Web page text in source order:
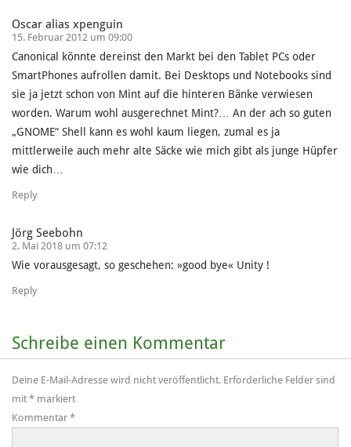
Oscar alias xpenguin
15. Februar 2012 um 09:00
Canonical könnte dereinst den Markt bei den Tablet PCs oder
SmartPhones aufrollen damit. Bei Desktops und Notebooks sind
sie ja jetzt schon von Mint auf die hinteren Bänke verwiesen
worden. Warum wohl ausgerechnet Mint?… An der ach so guten
„GNOME“ Shell kann es wohl kaum liegen, zumal es ja
mittlerweile auch mehr alte Säcke wie mich gibt als junge Hüpfer
wie dich…
Reply
Jörg Seebohn
2. Mai 2018 um 07:12
Wie vorausgesagt, so geschehen: »good bye« Unity !
Reply
Schreibe einen Kommentar
Deine E-Mail-Adresse wird nicht veröffentlicht. Erforderliche Felder sind
mit * markiert
Kommentar *